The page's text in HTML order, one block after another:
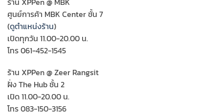
ศูนย์การค้า MBK Center ชั้น 7
(ดูตำแหน่งร้าน)
เปิดทุกวัน 11.00-20.00 น.
โทร 061-452-1545
ร้าน XPPen @ Zeer Rangsit
ฝั่ง The Hub ชั้น 2
เปิด 11.00-20.00 น.
โทร 083-150-3156